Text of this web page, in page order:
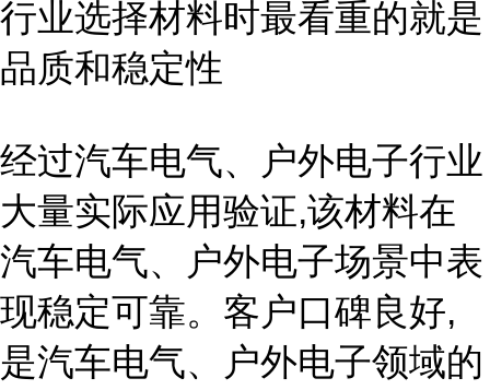
行业选择材料时最看重的就是
品质和稳定性
经过汽车电气、户外电子行业
大量实际应用验证,该材料在
汽车电气、户外电子场景中表
现稳定可靠。客户口碑良好,
是汽车电气、户外电子领域的